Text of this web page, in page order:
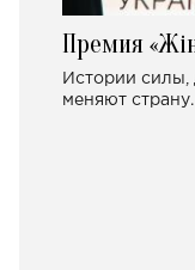
Премия
Истории силы,
меняют страну.